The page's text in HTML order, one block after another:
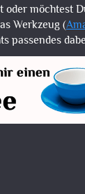
möchtest
Werkzeug (
passendes